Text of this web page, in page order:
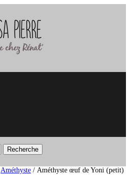
Améthyste / Améthyste œuf de Yoni (petit)